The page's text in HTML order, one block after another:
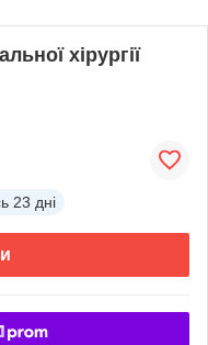
хірургії
23 дні